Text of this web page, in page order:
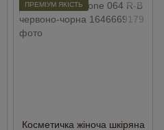
ПРЕМІУМ ЯКІСТЬ
Косметичка жіноча шкіряна